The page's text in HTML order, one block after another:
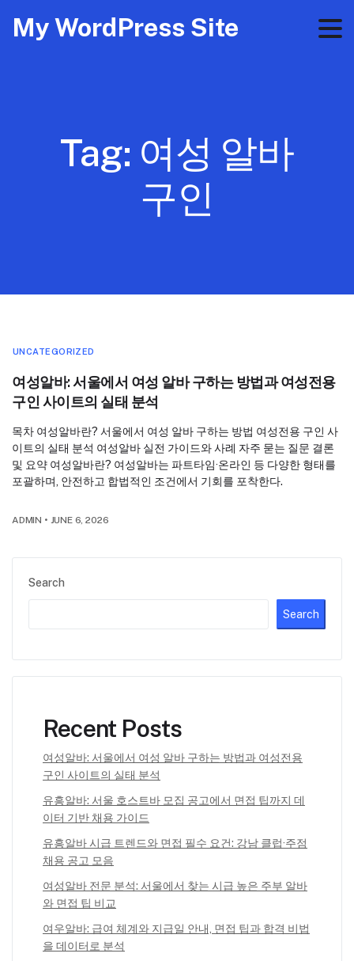
My WordPress Site
Tag: 여성 알바
구인
Search
Search
Recent Posts
여성알바: 서울에서 여성 알바 구하는 방법과 여성전용
구인 사이트의 실태 분석
유흥알바: 서울 호스트바 모집 공고에서 면접 팁까지 데
이터 기반 채용 가이드
유흥알바 시급 트렌드와 면접 필수 요건: 강남 클럽·주점
채용 공고 모음
여성알바 전문 분석: 서울에서 찾는 시급 높은 주부 알바
와 면접 팁 비교
여우알바: 급여 체계와 지급일 안내, 면접 팁과 합격 비법
을 데이터로 분석
UNCATEGORIZED
여성알바: 서울에서 여성 알바 구하는 방법과 여성전용
구인 사이트의 실태 분석
목차 여성알바란? 서울에서 여성 알바 구하는 방법 여성전용 구인 사
이트의 실태 분석 여성알바 실전 가이드와 사례 자주 묻는 질문 결론
및 요약 여성알바란? 여성알바는 파트타임·온라인 등 다양한 형태를
포괄하며, 안전하고 합법적인 조건에서 기회를 포착한다.
ADMIN • JUNE 6, 2026